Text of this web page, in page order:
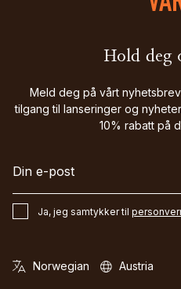
Hold deg
Meld deg på vårt
tilgang til lanseringer og
10% rabatt på
Ja, jeg samtykker til